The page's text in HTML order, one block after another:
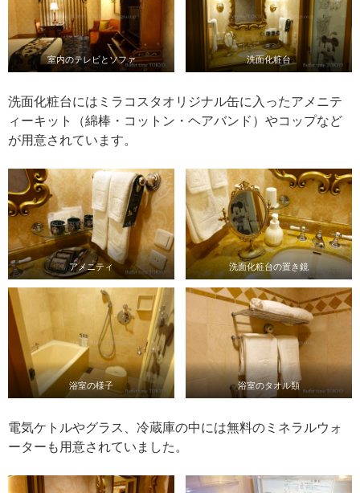
室内のテレビとソファ 洗面化粧台
洗面化粧台にはミラコスタオリジナル缶に入ったアメニテ
ィーキット（綿棒・コットン・ヘアバンド）やコップなど
が用意されています。
アメニティ 洗面化粧台の置き鏡
浴室の様子 浴室のタオル類
電気ケトルやグラス、冷蔵庫の中には無料のミネラルウォ
ーターも用意されていました。